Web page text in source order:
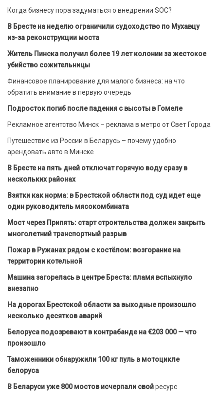
Когда бизнесу пора задуматься о внедрении SOC?
В Бресте на неделю ограничили судоходство по Мухавцу
из-за реконструкции моста
Житель Пинска получил более 19 лет колонии за жестокое
убийство сожительницы
Финансовое планирование для малого бизнеса: на что
обратить внимание в первую очередь
Подросток погиб после падения с высоты в Гомеле
Рекламное агентство Минск – реклама в метро от Свет Города
Путешествие из России в Беларусь – почему удобно
арендовать авто в Минске
В Бресте на пять дней отключат горячую воду сразу в
нескольких районах
Взятки как норма: в Брестской области под суд идет еще
один руководитель мясокомбината
Мост через Припять: старт строительства должен закрыть
многолетний транспортный разрыв
Пожар в Ружанах рядом с костёлом: возгорание на
территории котельной
Машина загорелась в центре Бреста: пламя вспыхнуло
внезапно
На дорогах Брестской области за выходные произошло
несколько десятков аварий
Белоруса подозревают в контрабанде на €203 000 — что
произошло
Таможенники обнаружили 100 кг пуль в мотоцикле
белоруса
В Беларуси уже 800 мостов исчерпали свойресурс